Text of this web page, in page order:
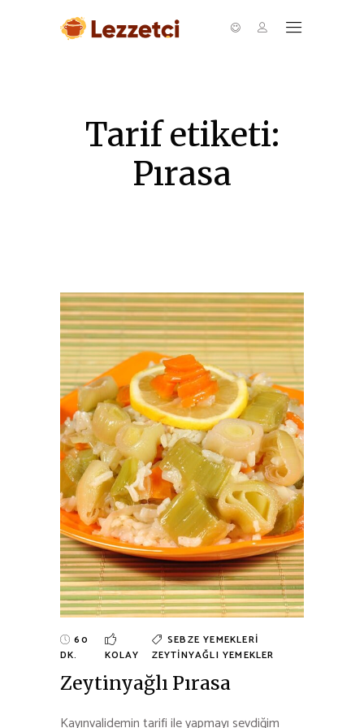
Tarif etiketi:
Pırasa
60
DK.
KOLAY
SEBZE YEMEKLERI
ZEYTINYAĞLI YEMEKLER
Zeytinyağlı Pırasa